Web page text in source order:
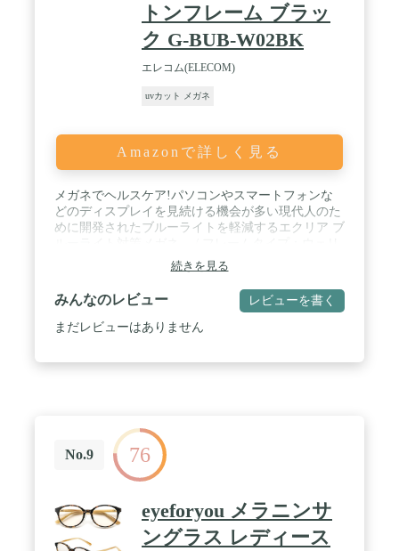
トンフレーム ブラッ
ク G-BUB-W02BK
エレコム(ELECOM)
uvカット メガネ
Amazonで詳しく見る
メガネでヘルスケア!パソコンやスマートフォンな
どのディスプレイを見続ける機会が多い現代人のた
めに開発されたブルーライトを軽減するエクリア ブ
ントン、レンズカラー：ブラウン / サイズ：52□16-
140、重量：20g / 可視光線透過率：80% / ブルーラ
イトカット率：55% / 紫外線透過率：1.0%以下 / 内
容物：眼鏡、収納袋
続きを見る
みんなのレビュー レビューを書く
まだレビューはありません
No.9 76
eyeforyou メラニンサ
ングラス レディース